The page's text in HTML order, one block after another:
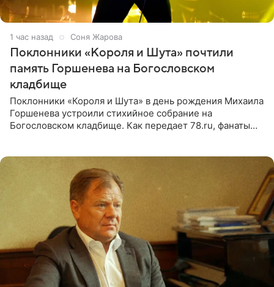
1 час назад Соня Жарова
Поклонники «Короля и Шута» почтили
память Горшенева на Богословском
кладбище
Поклонники «Короля и Шута» в день рождения Михаила
Горшенева устроили стихийное собрание на
Богословском кладбище. Как передает 78.ru, фанаты